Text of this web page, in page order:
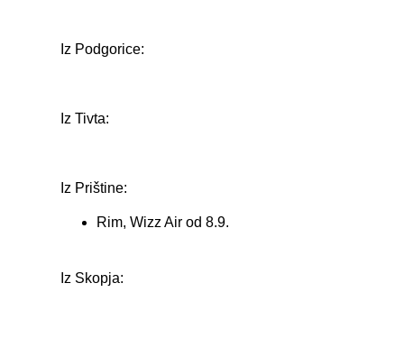
Iz Podgorice:
Iz Tivta:
Iz Prištine:
Rim, Wizz Air od 8.9.
Iz Skopja: